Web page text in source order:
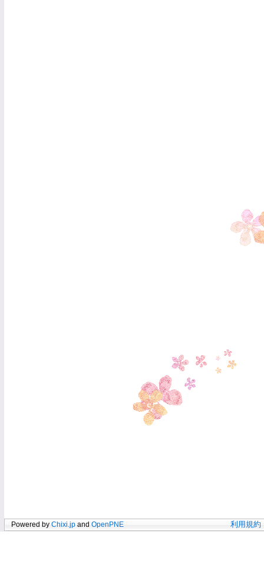
Powered by Chixi.jp and OpenPNE 利用規約